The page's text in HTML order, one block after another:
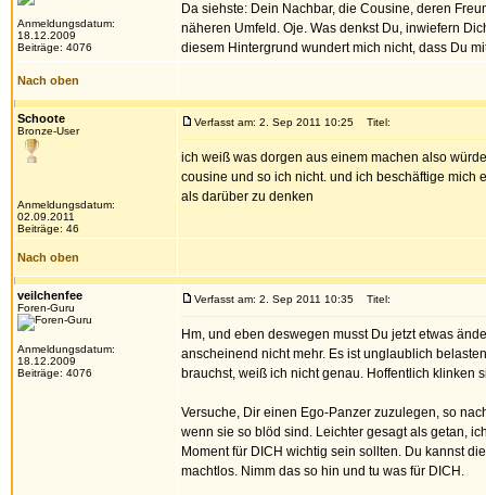
Anmeldungsdatum:
18.12.2009
Beiträge: 4076
Da siehste: Dein Nachbar, die Cousine, deren
näheren Umfeld. Oje. Was denkst Du, inwiefern
diesem Hintergrund wundert mich nicht, dass Du
Nach oben
Schoote
Bronze-User
Anmeldungsdatum:
02.09.2011
Beiträge: 46
Verfasst am: 2. Sep 2011 10:25 Titel:
ich weiß was dorgen aus einem machen also
cousine und so ich nicht. und ich beschäftige mich
als darüber zu denken
Nach oben
veilchenfee
Foren-Guru
Anmeldungsdatum:
18.12.2009
Beiträge: 4076
Verfasst am: 2. Sep 2011 10:35 Titel:
Hm, und eben deswegen musst Du jetzt etwas
anscheinend nicht mehr. Es ist unglaublich
brauchst, weiß ich nicht genau. Hoffentlich klinken
Versuche, Dir einen Ego-Panzer zuzulegen, so
wenn sie so blöd sind. Leichter gesagt als getan,
Moment für DICH wichtig sein sollten. Du kannst
machtlos. Nimm das so hin und tu was für DICH.